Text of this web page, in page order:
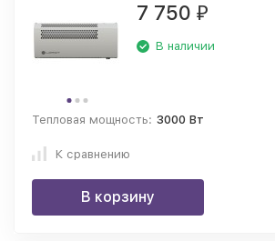
7 750 ₽
В наличии
Тепловая мощность: 3000 Вт
К сравнению
В корзину